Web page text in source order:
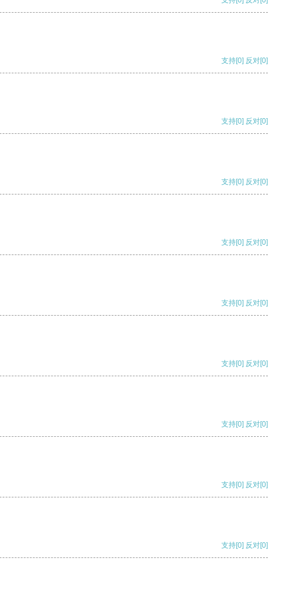
支持[0] 反对[0]
支持[0] 反对[0]
支持[0] 反对[0]
支持[0] 反对[0]
支持[0] 反对[0]
支持[0] 反对[0]
支持[0] 反对[0]
支持[0] 反对[0]
支持[0] 反对[0]